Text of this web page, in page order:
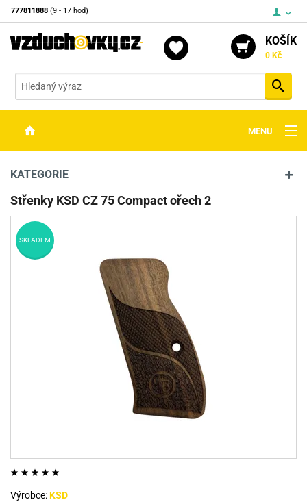
777811888 (9 - 17 hod)
KOŠÍK
0 Kč
MENU
OPTIKA
STŘELIVO
PŘÍSLUŠENSTVÍ
DETEKTORY KOVŮ
KATEGORIE
Střenky KSD CZ 75 Compact ořech 2
SKLADEM
Výrobce:KSD